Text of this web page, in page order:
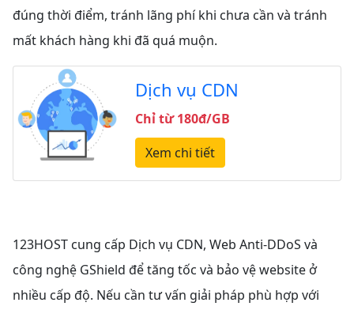
đúng thời điểm, tránh lãng phí khi chưa cần và tránh
mất khách hàng khi đã quá muộn.
Dịch vụ CDN
Chỉ từ 180đ/GB
Xem chi tiết
123HOST cung cấp Dịch vụ CDN, Web Anti-DDoS và
công nghệ GShield để tăng tốc và bảo vệ website ở
nhiều cấp độ. Nếu cần tư vấn giải pháp phù hợp với